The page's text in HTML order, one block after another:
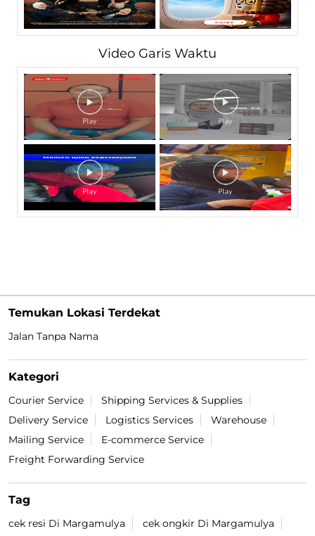
Video Garis Waktu
Temukan Lokasi Terdekat
Jalan Tanpa Nama
Kategori
Courier Service
Shipping Services & Supplies
Delivery Service
Logistics Services
Warehouse
Mailing Service
E-commerce Service
Freight Forwarding Service
Tag
cek resi Di Margamulya
cek ongkir Di Margamulya